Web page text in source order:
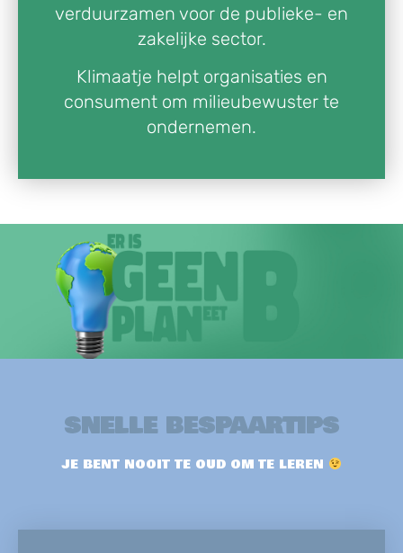
verduurzamen voor de publieke- en
zakelijke sector.
Klimaatje helpt organisaties en
consument om milieubewuster te
ondernemen.
SNELLE BESPAARTIPS
JE BENT NOOIT TE OUD OM TE LEREN